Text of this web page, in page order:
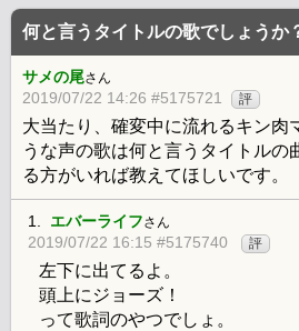
何と言うタイトルの歌でしょうか
サメの尾さん
2019/07/22 14:26 #5175721 評
大当たり、確変中に流れるキン肉
うな声の歌は何と言うタイトルの
る方がいれば教えてほしいです。
1. エバーライフさん
2019/07/22 16:15 #5175740 評
左下に出てるよ。
頭上にジョーズ！
って歌詞のやつでしょ。